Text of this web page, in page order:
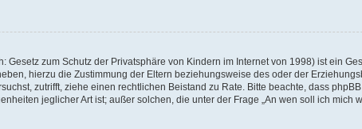
zum Schutz der Privatsphäre von Kindern im Internet von 1998) ist ein
hierzu die Zustimmung der Eltern beziehungsweise des oder der
zutrifft, ziehe einen rechtlichen Beistand zu Rate. Bitte beachte, dass
jeglicher Art ist; außer solchen, die unter der Frage „An wen soll ich mich